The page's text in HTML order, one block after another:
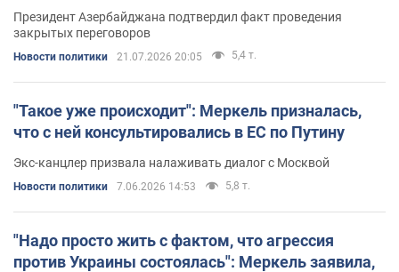
этому никакого отношения
Президент Азербайджана подтвердил факт проведения
закрытых переговоров
Новости политики 21.07.2026 20:05 5,4 т.
"Такое уже происходит": Меркель призналась,
что с ней консультировались в ЕС по Путину
Экс-канцлер призвала налаживать диалог с Москвой
Новости политики 7.06.2026 14:53 5,8 т.
"Надо просто жить с фактом, что агрессия
против Украины состоялась": Меркель заявила,